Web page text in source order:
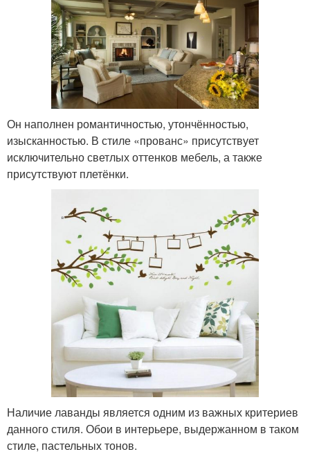
Он наполнен романтичностью, утончённостью,
изысканностью. В стиле «прованс» присутствует
исключительно светлых оттенков мебель, а также
присутствуют плетёнки.
Наличие лаванды является одним из важных критериев
данного стиля. Обои в интерьере, выдержанном в таком
стиле, пастельных тонов.